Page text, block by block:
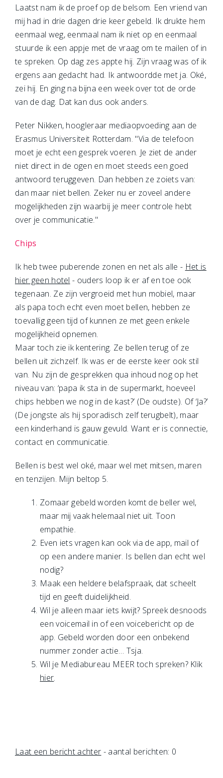
Laatst nam ik de proef op de belsom. Een vriend van
mij had in drie dagen drie keer gebeld. Ik drukte hem
eenmaal weg, eenmaal nam ik niet op en eenmaal
stuurde ik een appje met de vraag om te mailen of in
te spreken. Op dag zes appte hij. Zijn vraag was of ik
ergens aan gedacht had. Ik antwoordde met ja. Oké,
zei hij. En ging na bijna een week over tot de orde
van de dag. Dat kan dus ook anders.
Peter Nikken, hoogleraar mediaopvoeding aan de
Erasmus Universiteit Rotterdam. "Via de telefoon
moet je echt een gesprek voeren. Je ziet de ander
niet direct in de ogen en moet steeds een goed
antwoord teruggeven. Dan hebben ze zoiets van:
dan maar niet bellen. Zeker nu er zoveel andere
mogelijkheden zijn waarbij je meer controle hebt
over je communicatie."
Chips
Ik heb twee puberende zonen en net als alle - Het is
hier geen hotel - ouders loop ik er af en toe ook
tegenaan. Ze zijn vergroeid met hun mobiel, maar
als papa toch echt even moet bellen, hebben ze
toevallig geen tijd of kunnen ze met geen enkele
mogelijkheid opnemen.
Maar toch zie ik kentering. Ze bellen terug of ze
bellen uit zichzelf. Ik was er de eerste keer ook stil
van. Nu zijn de gesprekken qua inhoud nog op het
niveau van: ‘papa ik sta in de supermarkt, hoeveel
chips hebben we nog in de kast?’ (De oudste). Of ‘Ja?’
(De jongste als hij sporadisch zelf terugbelt), maar
een kinderhand is gauw gevuld. Want er is connectie,
contact en communicatie.
Bellen is best wel oké, maar wel met mitsen, maren
en tenzijen. Mijn beltop 5.
Zomaar gebeld worden komt de beller wel,
maar mij vaak helemaal niet uit. Toon
empathie.
Even iets vragen kan ook via de app, mail of
op een andere manier. Is bellen dan echt wel
nodig?
Maak een heldere belafspraak, dat scheelt
tijd en geeft duidelijkheid.
Wil je alleen maar iets kwijt? Spreek desnoods
een voicemail in of een voicebericht op de
app. Gebeld worden door een onbekend
nummer zonder actie… Tsja.
Wil je Mediabureau MEER toch spreken? Klik
hier.
Laat een bericht achter - aantal berichten: 0